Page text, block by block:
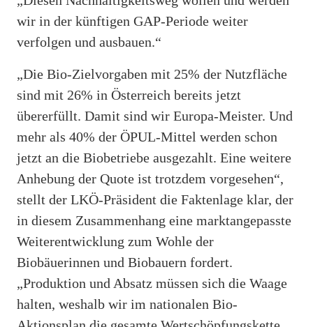
wir in der künftigen GAP-Periode weiter
verfolgen und ausbauen.“
„Die Bio-Zielvorgaben mit 25% der Nutzfläche
sind mit 26% in Österreich bereits jetzt
übererfüllt. Damit sind wir Europa-Meister. Und
mehr als 40% der ÖPUL-Mittel werden schon
jetzt an die Biobetriebe ausgezahlt. Eine weitere
Anhebung der Quote ist trotzdem vorgesehen“,
stellt der LKÖ-Präsident die Faktenlage klar, der
in diesem Zusammenhang eine marktangepasste
Weiterentwicklung zum Wohle der
Biobäuerinnen und Biobauern fordert.
„Produktion und Absatz müssen sich die Waage
halten, weshalb wir im nationalen Bio-